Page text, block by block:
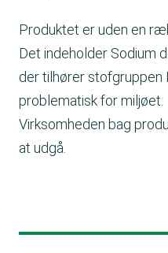
Produktet er uden en
Det indeholder Sodium
der tilhører stofgruppen
problematisk for miljøet.
Virksomheden bag
at udgå.